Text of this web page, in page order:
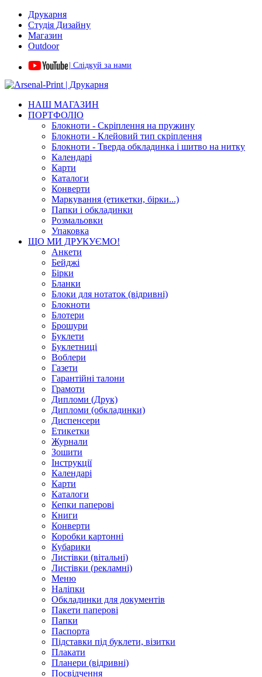
Друкарня
Студія Дизайну
Магазин
Outdoor
| Слідкуй за нами
НАШ МАГАЗИН
ПОРТФОЛІО
Блокноти - Скріплення на пружину
Блокноти - Клейовий тип скріплення
Блокноти - Тверда обкладинка і шитво на нитку
Календарі
Карти
Каталоги
Конверти
Маркування (етикетки, бірки...)
Папки і обкладинки
Розмальовки
Упаковка
ЩО МИ ДРУКУЄМО!
Анкети
Бейджі
Бірки
Бланки
Блоки для нотаток (відривні)
Блокноти
Блотери
Брошури
Буклети
Буклетниці
Воблери
Газети
Гарантійні талони
Грамоти
Дипломи (Друк)
Дипломи (обкладинки)
Диспенсери
Етикетки
Журнали
Зошити
Інструкції
Календарі
Карти
Каталоги
Кепки паперові
Книги
Конверти
Коробки картонні
Кубарики
Листівки (вітальні)
Листівки (рекламні)
Меню
Наліпки
Обкладинки для документів
Пакети паперові
Папки
Паспорта
Підставки під буклети, візитки
Плакати
Планери (відривні)
Посвідчення